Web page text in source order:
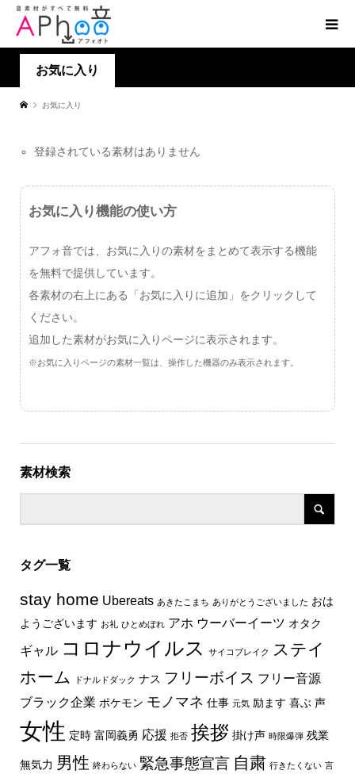
お気に入り
お気に入り
登録されている素材はありません
お気に入り機能の使い方
アフォ音では、お気に入りの素材をまとめて表示する機能
を無料で提供しています。
各素材の右上にある「お気に入りに追加」をクリックして
ください。
追加した素材がお気に入りページに表示されます。
※お気に入りページの素材一覧は、操作した機器のみ表示されます。
素材検索
タグ一覧
stay home Ubereats あきたこまち ありがとうございました おは
ようございます お礼 ひとめぼれ アホ ウーバーイーツ オタク
ギャル コロナウイルス サイコブレイク ステイ
ホーム
ドナルドダック ナス フリーボイス フリー音源
ブラック企業 ポケモン モノマネ 仕事 元気 励ます 喜ぶ 声
女性 定時 富岡義勇 応援 拒否 挨拶 掛け声 時限爆弾 残業
無気力 男性 終わらない 緊急事態宣言 自粛 行きたくない 言